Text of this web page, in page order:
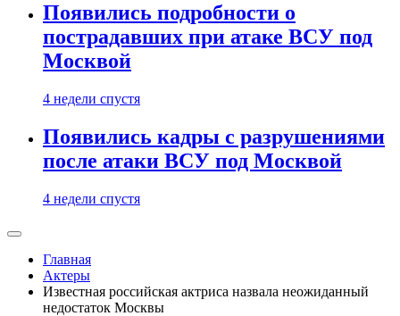
Появились подробности о
пострадавших при атаке ВСУ под
Москвой
4 недели спустя
Появились кадры с разрушениями
после атаки ВСУ под Москвой
4 недели спустя
Главная
Актеры
Известная российская актриса назвала неожиданный
недостаток Москвы